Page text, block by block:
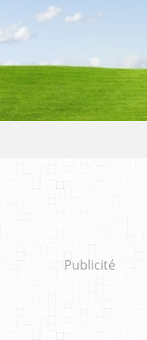
Publicité